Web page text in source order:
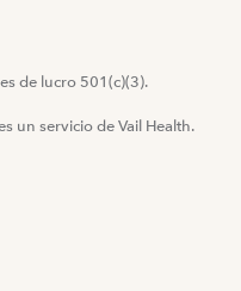
de lucro 501(c)(3).
un servicio de Vail Health.